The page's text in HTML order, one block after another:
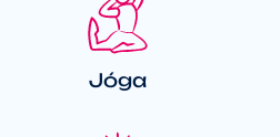
Jóga